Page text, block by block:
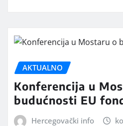
AKTUALNO
Konferencija u
budućnosti EU
Hercegovački info